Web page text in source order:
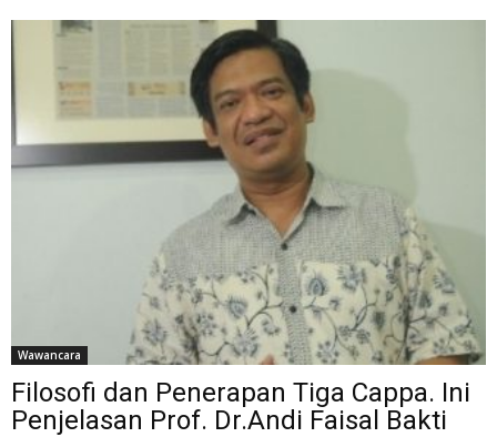
Wawancara
Filosofi dan Penerapan Tiga Cappa. Ini
Penjelasan Prof. Dr.Andi Faisal Bakti